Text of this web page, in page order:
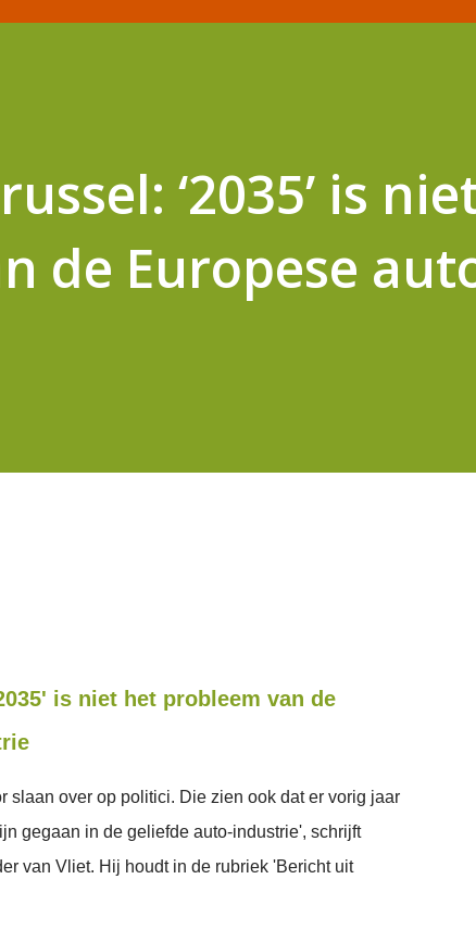
‘2035’ is
de Europese
is niet het probleem van de
slaan over op politici. Die zien ook dat er vorig jaar
gegaan in de geliefde auto-industrie', schrijft
van Vliet. Hij houdt in de rubriek 'Bericht uit